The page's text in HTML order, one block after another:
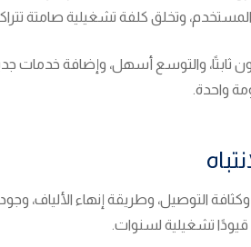
وتخلق كلفة تشغيلية صامتة
ثابتًا، والتوسع أسهل، وإضافة
واحدة.
التوصيل، وطريقة إنهاء الألياف،
تشغيلية لسنوات.